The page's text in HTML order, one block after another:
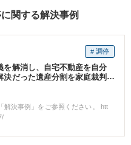
関する解決事例
# 調停
を解消し、自宅不動産を自分
だった遺産分割を家庭裁判
び8回の審判の末に解決した
解決事例」をご参照ください。 htt